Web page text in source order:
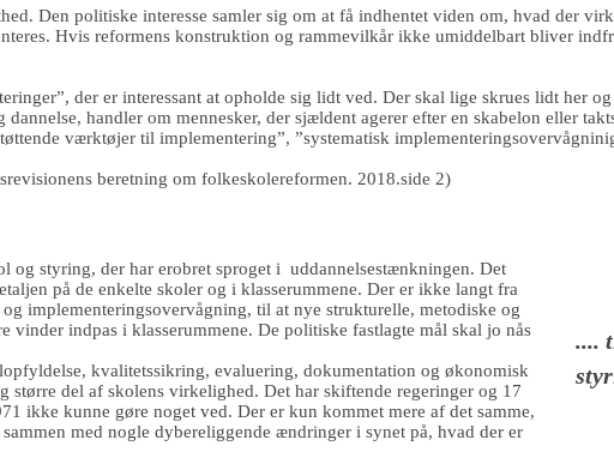
Den politiske interesse samler sig om at få indhentet viden om, hvad der
Hvis reformens konstruktion og rammevilkår ikke umiddelbart bliver
der er interessant at opholde sig lidt ved. Der skal lige skrues lidt her
dannelse, handler om mennesker, der sjældent agerer efter en skabelon eller
værktøjer til implementering”, ”systematisk
beretning om folkeskolereformen. 2018.side 2)
og styring, der har erobret sproget i uddannelsestænkningen. Det
på de enkelte skoler og i klasserummene. Der er ikke langt fra
implementeringsovervågning, til at nye strukturelle, metodiske og
vinder indpas i klasserummene. De politiske fastlagte mål skal jo nås
kvalitetssikring, evaluering, dokumentation og økonomisk
større del af skolens virkelighed. Det har skiftende regeringer og 17
ikke kunne gøre noget ved. Der er kun kommet mere af det samme,
med nogle dybereliggende ændringer i synet på, hvad der er
....